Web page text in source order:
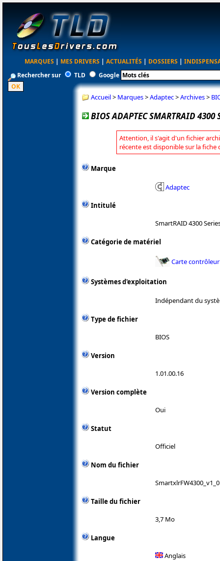
MARQUES | MES DRIVERS | ACTUALITÉS | DOSSIERS |
Rechercher sur
TLD Google
Accueil> Marques>Adaptec>Archives>
BIOS ADAPTEC SMARTRAID 4300
Attention, il s'agit d'un fichier
récente est disponible sur la fiche
Marque
Adaptec
Intitulé
SmartRAID 4300
Catégorie de matériel
Carte contrôleur
Systèmes d'exploitation
Indépendant du
Type de fichier
BIOS
Version
1.01.00.16
Version complète
Oui
Statut
Officiel
Nom du fichier
Taille du fichier
3,7 Mo
Langue
Anglais